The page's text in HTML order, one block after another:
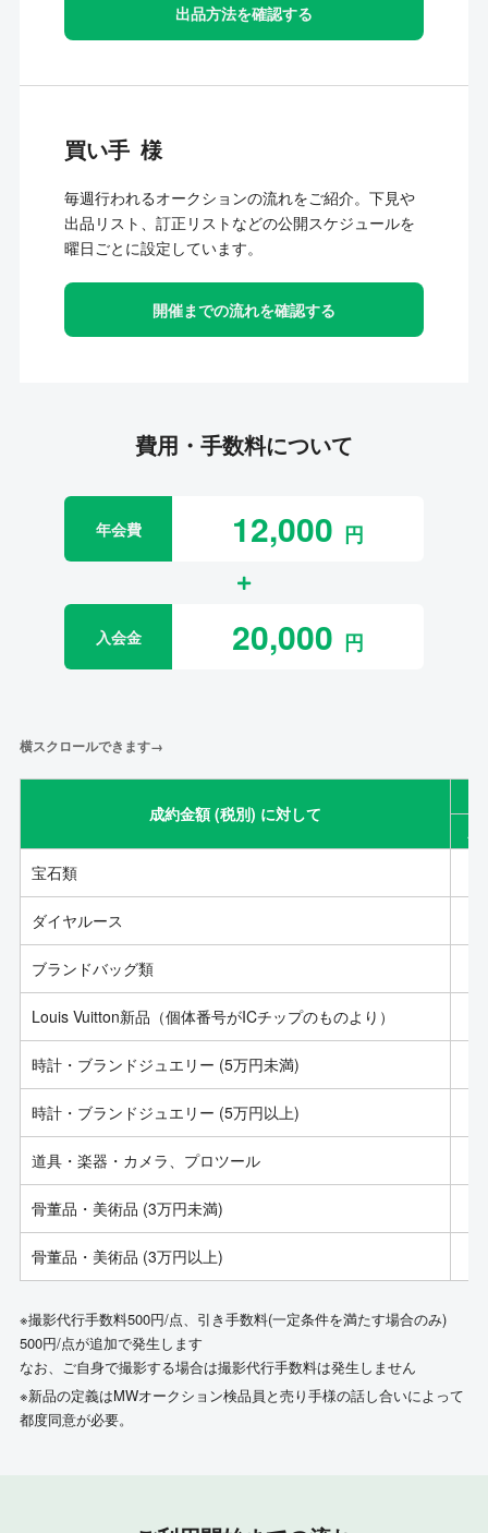
出品方法を確認する
買い手
毎週行われるオークションの流れをご紹介。下見や
出品リスト、訂正リストなどの公開スケジュールを
曜日ごとに設定しています。
開催までの流れを確認する
費用・手数料について
年会費 12,000
入会金 20,000
横スクロールできます→
成約金額 (税別) に対して
宝石類
ダイヤルース
ブランドバッグ類
Louis Vuitton新品（個体番号がICチップのものより）
時計・ブランドジュエリー (5万円未満)
時計・ブランドジュエリー (5万円以上)
道具・楽器・カメラ、プロツール
骨董品・美術品 (3万円未満)
骨董品・美術品 (3万円以上)
※撮影代行手数料500円/点、引き手数料(一定条件を満たす場合のみ)
500円/点が追加で発生します
なお、ご自身で撮影する場合は撮影代行手数料は発生しません
※新品の定義はMWオークション検品員と売り手様の話し合いによって
都度同意が必要。